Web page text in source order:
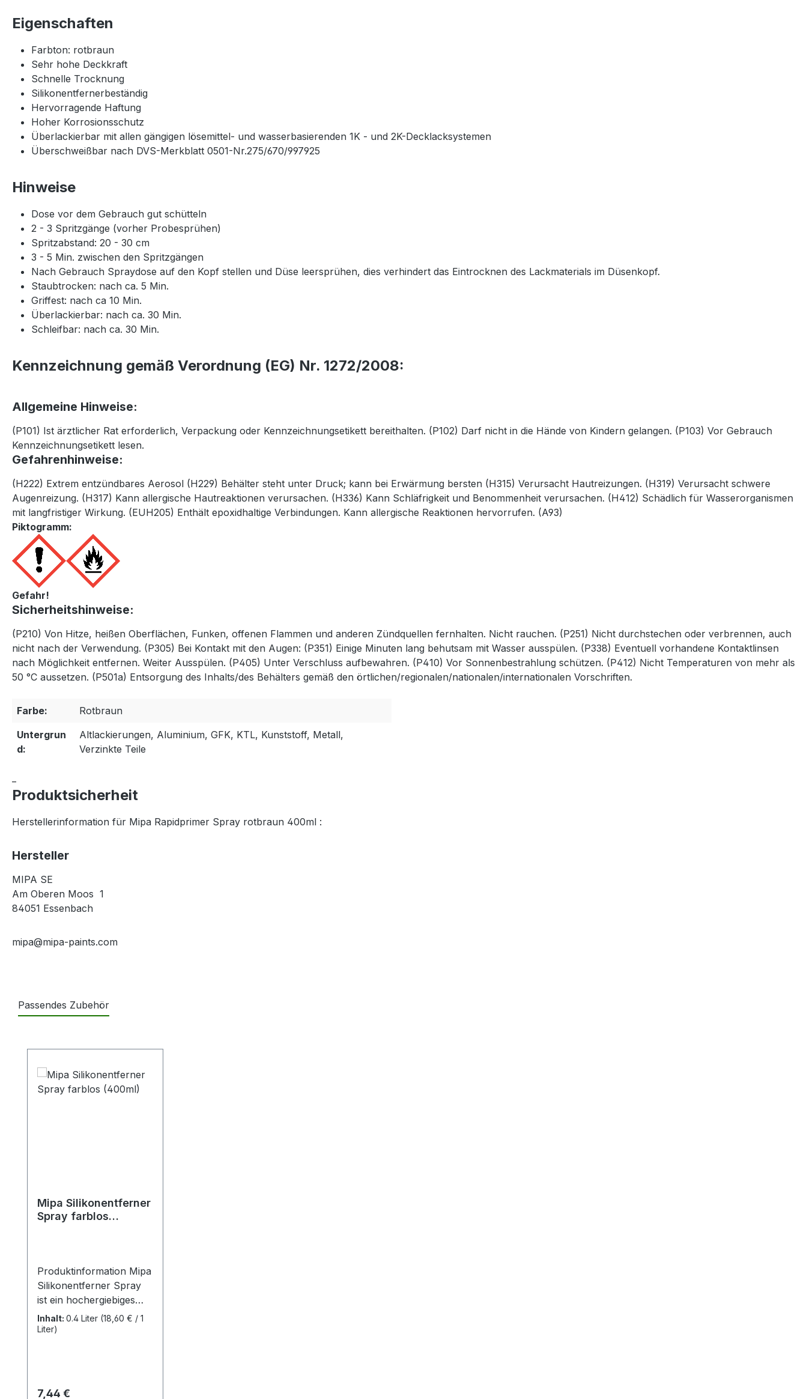
Eigenschaften
Farbton: rotbraun
Sehr hohe Deckkraft
Schnelle Trocknung
Silikonentfernerbeständig
Hervorragende Haftung
Hoher Korrosionsschutz
Überlackierbar mit allen gängigen lösemittel- und wasserbasierenden 1K - und 2K-Decklacksystemen
Überschweißbar nach DVS-Merkblatt 0501-Nr.275/670/997925
Hinweise
Dose vor dem Gebrauch gut schütteln
2 - 3 Spritzgänge (vorher Probesprühen)
Spritzabstand: 20 - 30 cm
3 - 5 Min. zwischen den Spritzgängen
Nach Gebrauch Spraydose auf den Kopf stellen und Düse leersprühen, dies verhindert das Eintrocknen des Lackmaterials im Düsenkopf.
Staubtrocken: nach ca. 5 Min.
Griffest: nach ca 10 Min.
Überlackierbar: nach ca. 30 Min.
Schleifbar: nach ca. 30 Min.
Kennzeichnung gemäß Verordnung (EG) Nr. 1272/2008:
Allgemeine Hinweise:
(P101) Ist ärztlicher Rat erforderlich, Verpackung oder Kennzeichnungsetikett bereithalten. (P102) Darf nicht in die Hände von Kindern gelangen. (P103) Vor Gebrauch
Kennzeichnungsetikett lesen.
Gefahrenhinweise:
(H222) Extrem entzündbares Aerosol (H229) Behälter steht unter Druck; kann bei Erwärmung bersten (H315) Verursacht Hautreizungen. (H319) Verursacht schwere
Augenreizung. (H317) Kann allergische Hautreaktionen verursachen. (H336) Kann Schläfrigkeit und Benommenheit verursachen. (H412) Schädlich für Wasserorganismen
mit langfristiger Wirkung. (EUH205) Enthält epoxidhaltige Verbindungen. Kann allergische Reaktionen hervorrufen. (A93)
Piktogramm:
Gefahr!
Sicherheitshinweise:
(P210) Von Hitze, heißen Oberflächen, Funken, offenen Flammen und anderen Zündquellen fernhalten. Nicht rauchen. (P251) Nicht durchstechen oder verbrennen, auch
nicht nach der Verwendung. (P305) Bei Kontakt mit den Augen: (P351) Einige Minuten lang behutsam mit Wasser ausspülen. (P338) Eventuell vorhandene Kontaktlinsen
nach Möglichkeit entfernen. Weiter Ausspülen. (P405) Unter Verschluss aufbewahren. (P410) Vor Sonnenbestrahlung schützen. (P412) Nicht Temperaturen von mehr als
50 °C aussetzen. (P501a) Entsorgung des Inhalts/des Behälters gemäß den örtlichen/regionalen/nationalen/internationalen Vorschriften.
Farbe:
Rotbraun
Untergrun
d:
Altlackierungen, Aluminium, GFK, KTL, Kunststoff, Metall,
Verzinkte Teile
Produktsicherheit
Herstellerinformation für Mipa Rapidprimer Spray rotbraun 400ml :
Hersteller
MIPA SE
Am Oberen Moos 1
84051 Essenbach
mipa@mipa-paints.com
Passendes Zubehör
Mipa Silikonentferner
Spray farblos
Produktinformation Mipa
Silikonentferner Spray
ist ein hochergiebiges
Reinigungs- und
Entfettungsmittel für alle
Wachs, Schmutz, Teer
Inhalt: 0.4 Liter (18,60 € / 1
Liter)
Regulärer Preis:
7,44 €